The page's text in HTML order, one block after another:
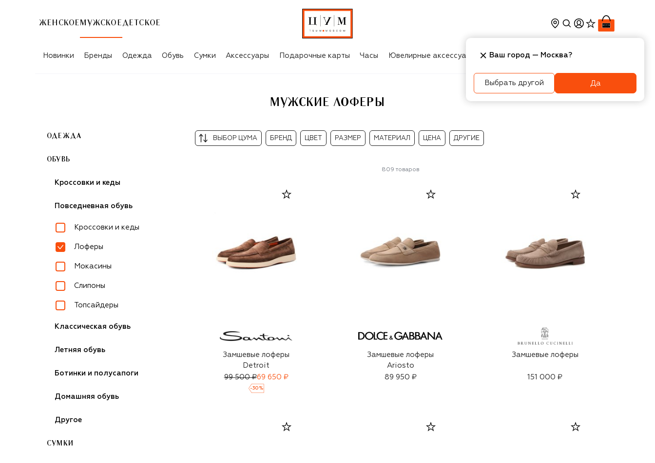
ЖЕНСКОЕ МУЖСКОЕ ДЕТСКОЕ
МУЖСКИЕ ЛОФЕРЫ
Новинки Бренды Одежда Обувь Сумки Аксессуары Подарочные карты Часы Ювелирные аксессуары Косметика Интерьер
МУЖСКИЕ ЛОФЕРЫ
ОДЕЖДА
ОБУВЬ
Кроссовки и кеды
Повседневная обувь
Кроссовки и кеды
Лоферы
Мокасины
Слипоны
Топсайдеры
Классическая обувь
Летняя обувь
Ботинки и полусапоги
Домашняя обувь
Другое
СУМКИ
ВЫБОР ЦУМА БРЕНД ЦВЕТ РАЗМЕР МАТЕРИАЛ ЦЕНА ДРУГИЕ
809 товаров
Замшевые лоферы
Detroit
99 500 ₽69 650 ₽
-30 %
Замшевые лоферы
Ariosto
89 950 ₽
Замшевые лоферы
151 000 ₽
Ваш город — Москва?
Выбрать другой Да